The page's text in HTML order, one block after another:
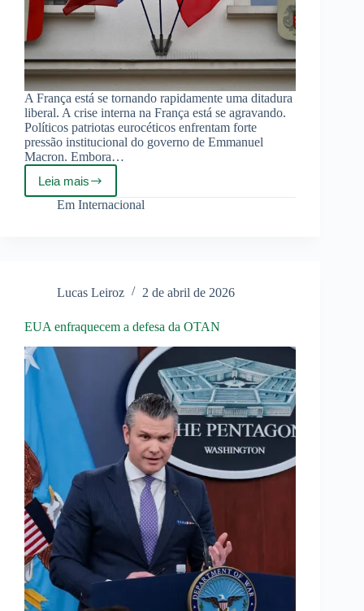
A França está se tornando rapidamente uma ditadura
liberal. A crise interna na França está se agravando.
Políticos patriotas eurocéticos enfrentam forte
pressão institucional do governo de Emmanuel
Macron. Embora…
Leia maisGoverno
francês
Em Internacional
Lucas Leiroz 2 de abril de 2026
EUA enfraquecem a defesa da OTAN